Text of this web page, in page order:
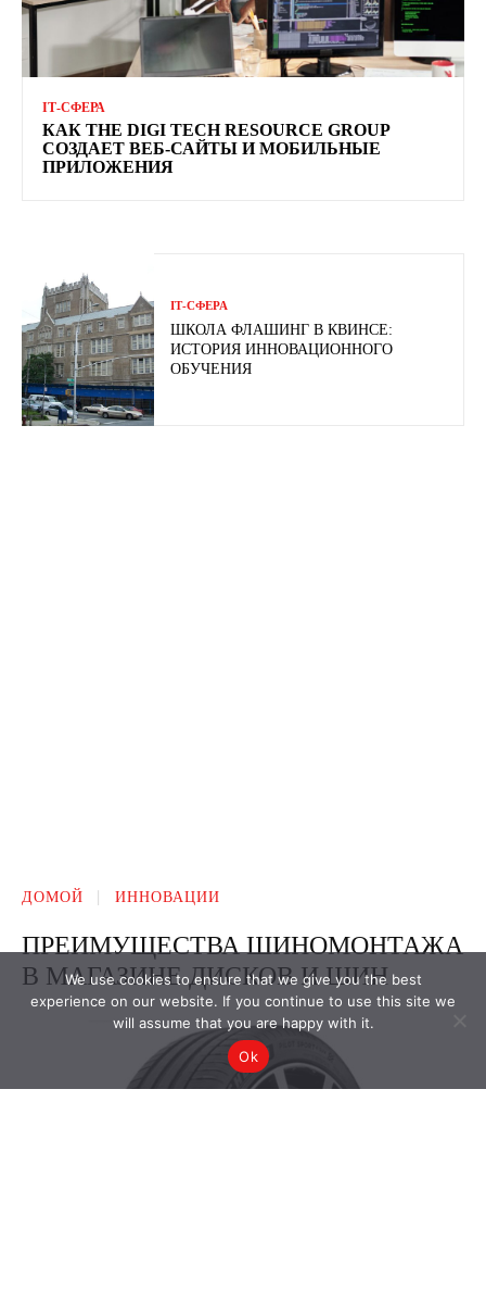
ІТ-СФЕРА
КАК THE DIGI TECH RESOURCE GROUP
СОЗДАЕТ ВЕБ-САЙТЫ И МОБИЛЬНЫЕ
ПРИЛОЖЕНИЯ
ІТ-СФЕРА
ШКОЛА ФЛАШИНГ В КВИНСЕ:
ИСТОРИЯ ИННОВАЦИОННОГО
ОБУЧЕНИЯ
We use cookies to ensure that we give you the best
experience on our website. If you continue to use this site we
will assume that you are happy with it.
Ok